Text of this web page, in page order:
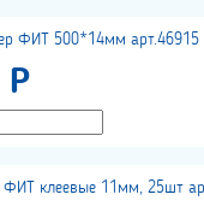
ФИТ 500*14мм арт.46915
Р
ФИТ клеевые 11мм, 25шт